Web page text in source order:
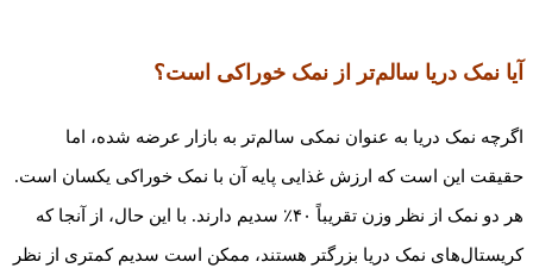
آیا نمک دریا سالم‌تر از نمک خوراکی است؟
اگرچه نمک دریا به عنوان نمکی سالم‌تر به بازار عرضه شده، اما
حقیقت این است که ارزش غذایی پایه آن با نمک خوراکی یکسان است.
هر دو نمک از نظر وزن تقریباً ۴۰٪ سدیم دارند. با این حال، از آنجا که
کریستال‌های نمک دریا بزرگتر هستند، ممکن است سدیم کمتری از نظر